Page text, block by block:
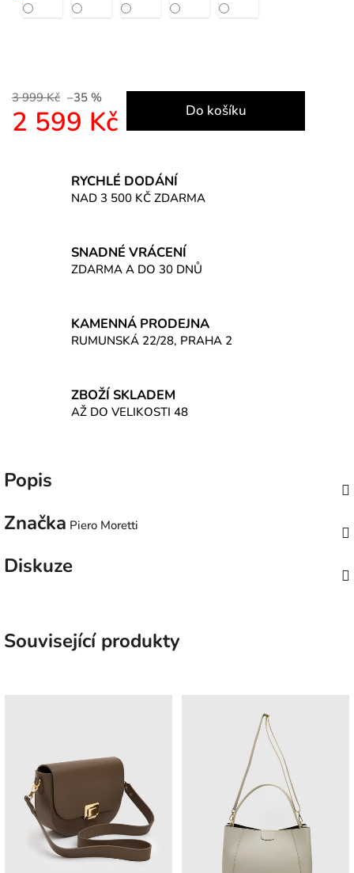
3 999 Kč –35 %
2 599 Kč Do košíku
RYCHLÉ DODÁNÍ
NAD 3 500 KČ ZDARMA
SNADNÉ VRÁCENÍ
ZDARMA A DO 30 DNŮ
KAMENNÁ PRODEJNA
RUMUNSKÁ 22/28, PRAHA 2
ZBOŽÍ SKLADEM
AŽ DO VELIKOSTI 48
Popis
Značka Piero Moretti
Diskuze
Související produkty